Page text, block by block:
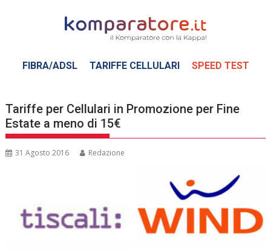
FIBRA/ADSL TARIFFE CELLULARI SPEED TEST
Tariffe per Cellulari in Promozione per Fine
Estate a meno di 15€
31 Agosto 2016 Redazione